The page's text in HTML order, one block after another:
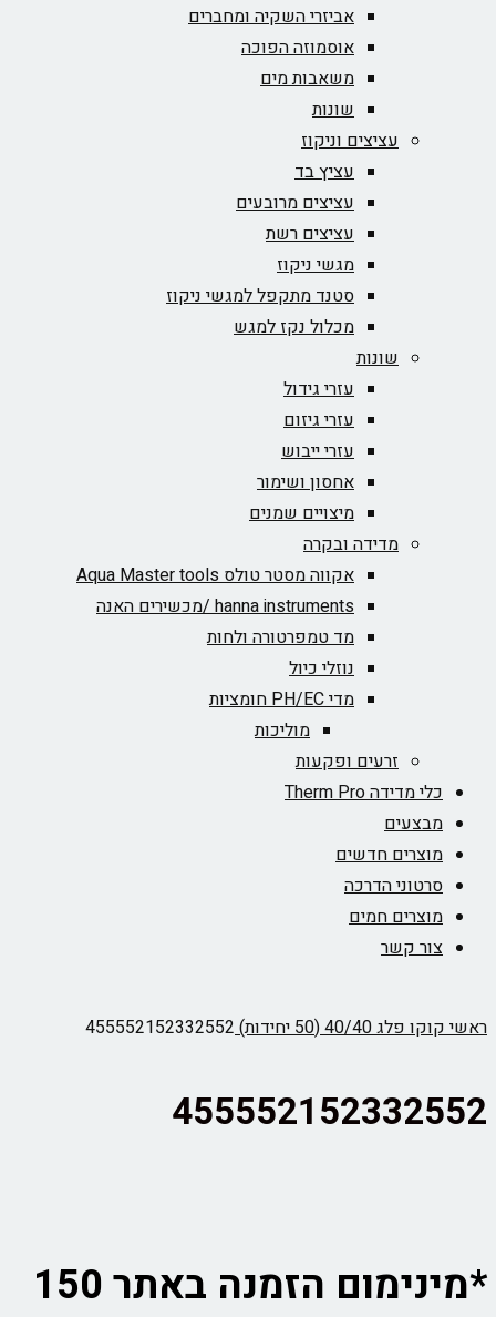
אביזרי השקיה ומחברים
אוסמוזה הפוכה
משאבות מים
שונות
עציצים וניקוז
עציץ בד
עציצים מרובעים
עציצים רשת
מגשי ניקוז
סטנד מתקפל למגשי ניקוז
מכלול נקז למגש
שונות
עזרי גידול
עזרי גיזום
עזרי ייבוש
אחסון ושימור
מיצויים שמנים
מדידה ובקרה
אקווה מסטר טולס Aqua Master tools
hanna instruments /מכשירים האנה
מד טמפרטורה ולחות
נוזלי כיול
מדי PH/EC חומציות
מוליכות
זרעים ופקעות
כלי מדידה Therm Pro
מבצעים
מוצרים חדשים
סרטוני הדרכה
מוצרים חמים
צור קשר
ראשיקוקו פלג 40/40 (50 יחידות) 455552152332552
455552152332552
*מינימום הזמנה באתר 150